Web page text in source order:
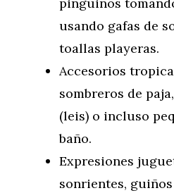
usando gafas de
toallas playeras.
Accesorios
sombreros de
(leis) o incluso
baño.
Expresiones
sonrientes,